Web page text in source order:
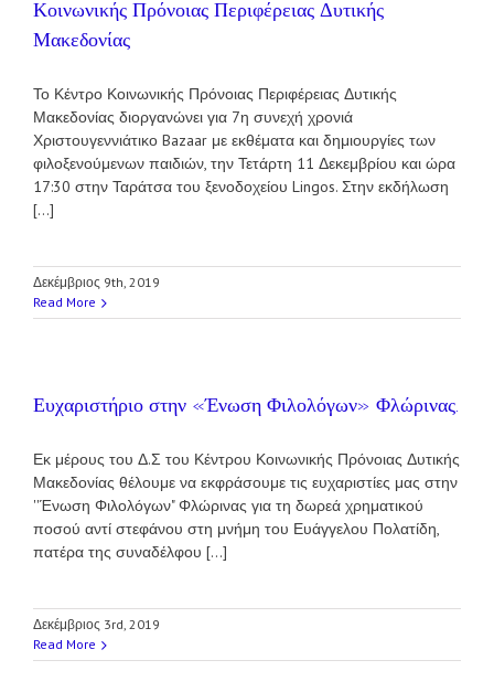
Κοινωνικής Πρόνοιας Περιφέρειας Δυτικής
Μακεδονίας
Το Κέντρο Κοινωνικής Πρόνοιας Περιφέρειας Δυτικής
Μακεδονίας διοργανώνει για 7η συνεχή χρονιά
Χριστουγεννιάτικο Bazaar με εκθέματα και δημιουργίες των
φιλοξενούμενων παιδιών, την Τετάρτη 11 Δεκεμβρίου και ώρα
17:30 στην Ταράτσα του ξενοδοχείου Lingos. Στην εκδήλωση
[...]
Δεκέμβριος 9th, 2019
Read More
Ευχαριστήριο στην «Ένωση Φιλολόγων» Φλώρινας.
Εκ μέρους του Δ.Σ του Κέντρου Κοινωνικής Πρόνοιας Δυτικής
Μακεδονίας θέλουμε να εκφράσουμε τις ευχαριστίες μας στην
''Ένωση Φιλολόγων" Φλώρινας για τη δωρεά χρηματικού
ποσού αντί στεφάνου στη μνήμη του Ευάγγελου Πολατίδη,
πατέρα της συναδέλφου [...]
Δεκέμβριος 3rd, 2019
Read More